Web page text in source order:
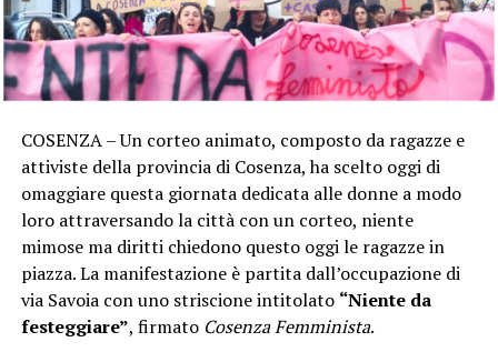
COSENZA – Un corteo animato, composto da ragazze e
attiviste della provincia di Cosenza, ha scelto oggi di
omaggiare questa giornata dedicata alle donne a modo
loro attraversando la città con un corteo, niente
mimose ma diritti chiedono questo oggi le ragazze in
piazza. La manifestazione è partita dall’occupazione di
via Savoia con uno striscione intitolato “Niente da
festeggiare”, firmato Cosenza Femminista.